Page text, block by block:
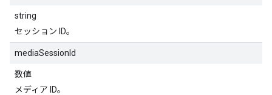
string
セッション ID。
mediaSessionId
数値
メディア ID。